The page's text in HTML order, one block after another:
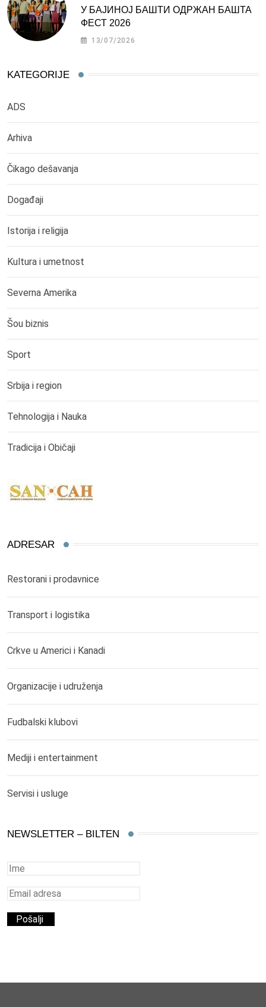
У БАЈИНОЈ БАШТИ ОДРЖАН БАШТА
ФЕСТ 2026
13/07/2026
KATEGORIJE
ADS
Arhiva
Čikago dešavanja
Događaji
Istorija i religija
Kultura i umetnost
Severna Amerika
Šou biznis
Sport
Srbija i region
Tehnologija i Nauka
Tradicija i Običaji
ADRESAR
Restorani i prodavnice
Transport i logistika
Crkve u Americi i Kanadi
Organizacije i udruženja
Fudbalski klubovi
Mediji i entertainment
Servisi i usluge
NEWSLETTER – BILTEN